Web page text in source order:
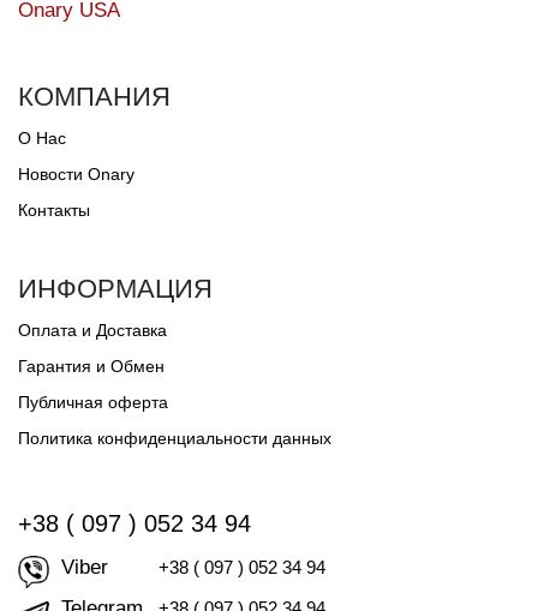
Onary USA
КОМПАНИЯ
О Нас
Новости Onary
Контакты
ИНФОРМАЦИЯ
Оплата и Доставка
Гарантия и Обмен
Публичная оферта
Политика конфиденциальности данных
+38 ( 097 ) 052 34 94
Viber +38 ( 097 ) 052 34 94